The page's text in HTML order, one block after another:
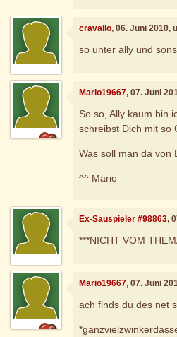
cravallo, 06. Juni 2010,
so unter ally und
Mario19667, 07. Juni
So so, Ally kaum bin
schreibst Dich mit so
Was soll man da von
^^ Mario
Ex-Sauspieler #98863,
***NICHT VOM
Mario19667, 07. Juni
ach finds du des net